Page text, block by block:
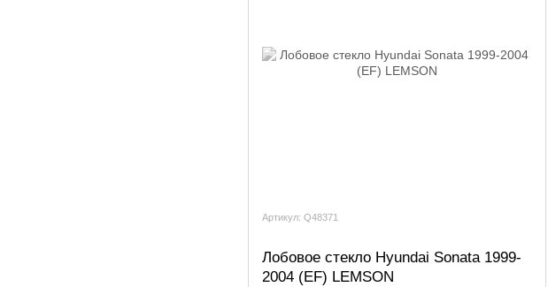
Артикул: Q48371
Лобовое стекло Hyundai Sonata 1999-
2004 (EF) LEMSON